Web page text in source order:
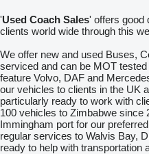
'Used Coach Sales' offers good
clients world wide through this
We offer new and used Buses,
serviced and can be MOT
feature Volvo, DAF and
our vehicles to clients in the UK
particularly ready to work with
100 vehicles to Zimbabwe since
Immingham port for our
regular services to Walvis Bay,
ready to help with transportation